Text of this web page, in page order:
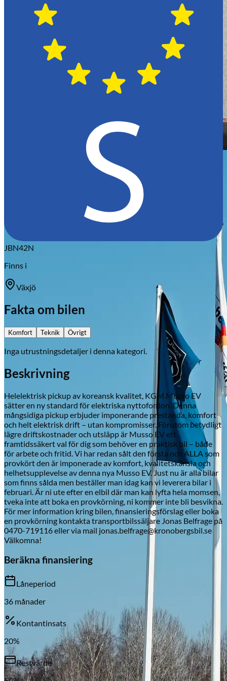
Skadeverkstad
JBN42N
Finns i
Växjö
Fakta om bilen
Komfort Teknik Övrigt
Inga utrustningsdetaljer i denna kategori.
Beskrivning
Helelektrisk pickup av koreansk kvalitet, KGM Musso EV
sätter en ny standard för elektriska nyttofordon. Denna
mångsidiga pickup erbjuder imponerande prestanda, komfort
och helt elektrisk drift – utan kompromisser. Förutom betydligt
lägre driftskostnader och utsläpp är Musso EV ett
framtidssäkert val för dig som behöver en praktisk bil – både
för arbete och fritid. Vi har redan sålt den första och ALLA som
provkört den är imponerade av komfort, kvalitetskänsla och
helhetsupplevelse av denna nya Musso EV. Just nu är alla bilar
som finns sålda men beställer man idag kan vi leverera bilar i
februari. Är ni ute efter en elbil där man kan lyfta hela momsen,
tveka inte att boka en provkörning, ni kommer inte bli besvikna.
För mer information kring bilen, finansieringsförslag eller boka
en provkörning kontakta transportbilssäljare Jonas Belfrage på
0470-719116 eller via mail jonas.belfrage@kronobergsbil.se
Välkomna!
Beräkna finansiering
Låneperiod
36 månader
Kontantinsats
20%
Restvärde